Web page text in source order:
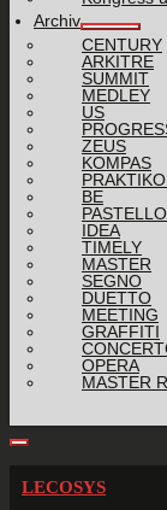
Archiv
CENTURY
ARKITRE
SUMMIT
MEDLEY
US
ZEUS
KOMPAS
BE
PASTELLO
IDEA
TIMELY
MASTER
SEGNO
DUETTO
MEETING
GRAFFITI
OPERA
MASTER
LECOSYS